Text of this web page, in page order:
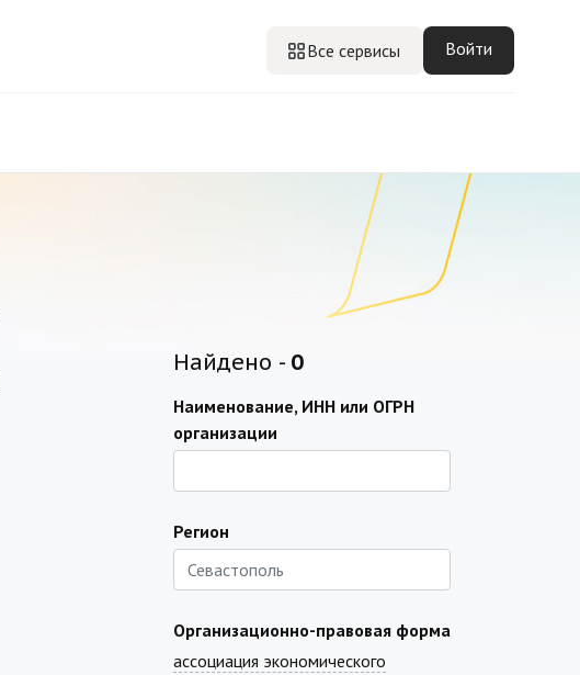
Все сервисы Войти
Найдено - 0
Наименование, ИНН или ОГРН
организации
Регион
Организационно-правовая форма
ассоциация экономического